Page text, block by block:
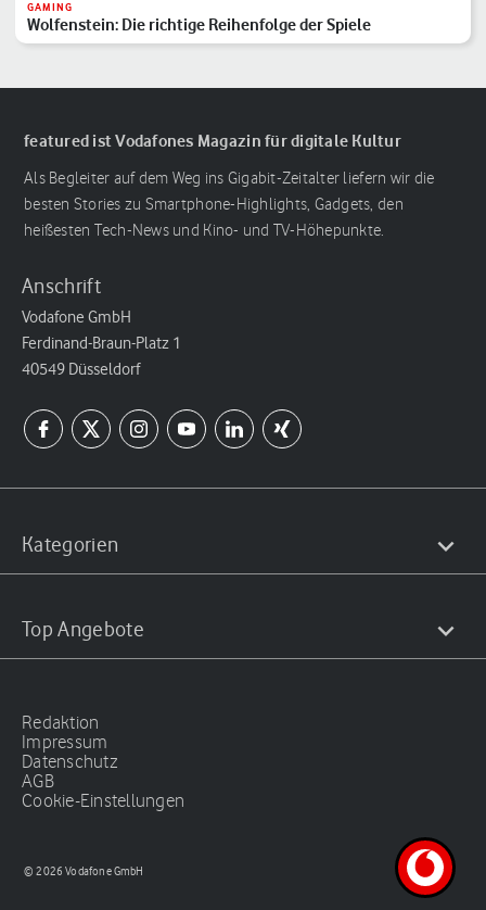
GAMING
Wolfenstein: Die richtige Reihenfolge der Spiele
featured ist Vodafones Magazin für digitale Kultur
Als Begleiter auf dem Weg ins Gigabit-Zeitalter liefern wir die
besten Stories zu Smartphone-Highlights, Gadgets, den
heißesten Tech-News und Kino- und TV-Höhepunkte.
Anschrift
Vodafone GmbH
Ferdinand-Braun-Platz 1
40549 Düsseldorf
Kategorien
Top Angebote
Redaktion
Impressum
Datenschutz
AGB
Cookie-Einstellungen
© 2026 Vodafone GmbH